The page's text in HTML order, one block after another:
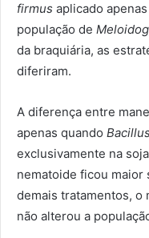
firmus aplicado
população de
da braquiária, as
diferiram.
A diferença entre
apenas quando
exclusivamente na
nematoide ficou maior
demais tratamentos, o
não alterou a